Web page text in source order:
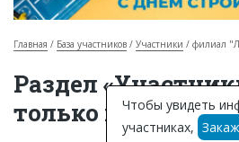
Горячие объекты
База строящихся объектов
Главная База участников Участники филиал
Раздел
только
Чтобы увидеть
участниках,